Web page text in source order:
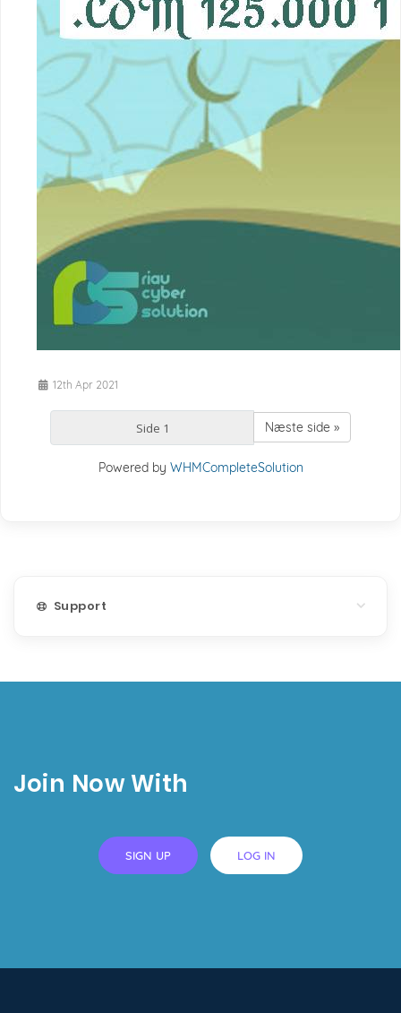
12th Apr 2021
Næste side »
Powered by WHMCompleteSolution
Support
Join Now With
SIGN UP LOG IN